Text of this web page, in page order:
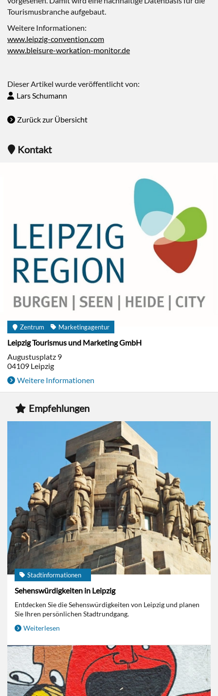
Tourismusbranche aufgebaut.
Weitere Informationen:
www.leipzig-convention.com
www.bleisure-workation-monitor.de
Dieser Artikel wurde veröffentlicht von:
Lars Schumann
Zurück zur Übersicht
Kontakt
Zentrum Marketingagentur
Leipzig Tourismus und Marketing GmbH
Augustusplatz 9
04109 Leipzig
Weitere Informationen
Empfehlungen
Stadtinformationen
Sehenswürdigkeiten in Leipzig
Entdecken Sie die Sehenswürdigkeiten von Leipzig und planen
Sie Ihren persönlichen Stadtrundgang.
Weiterlesen